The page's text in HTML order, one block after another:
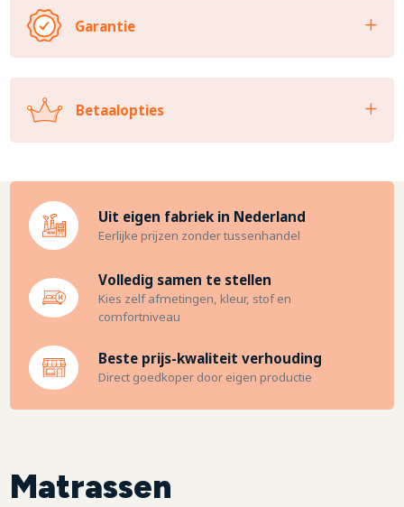
Garantie
Betaalopties
Uit eigen fabriek in Nederland
Eerlijke prijzen zonder tussenhandel
Volledig samen te stellen
Kies zelf afmetingen, kleur, stof en
comfortniveau
Beste prijs-kwaliteit verhouding
Direct goedkoper door eigen productie
Matrassen